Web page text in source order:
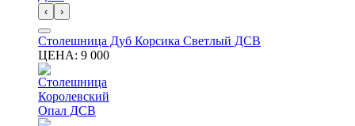
‹ ›
Столешница Дуб Корсика Светлый ДСВ
ЦЕНА: 9 000